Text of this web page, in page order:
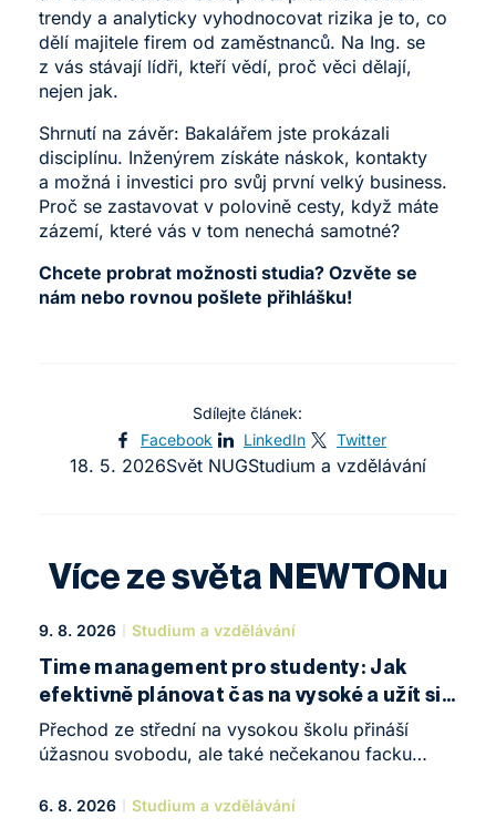
trendy a analyticky vyhodnocovat rizika je to, co
dělí majitele firem od zaměstnanců. Na Ing. se
z vás stávají lídři, kteří vědí, proč věci dělají,
nejen jak.
Shrnutí na závěr: Bakalářem jste prokázali
disciplínu. Inženýrem získáte náskok, kontakty
a možná i investici pro svůj první velký business.
Proč se zastavovat v polovině cesty, když máte
zázemí, které vás v tom nenechá samotné?
Chcete probrat možnosti studia? Ozvěte se
nám nebo rovnou pošlete přihlášku!
Sdílejte článek:
Facebook
LinkedIn Twitter
18. 5. 2026Svět NUGStudium a vzdělávání
Více ze světa NEWTONu
9. 8. 2026 Studium a vzdělávání
Time management pro studenty: Jak
efektivně plánovat čas na vysoké a užít si
studium bez stresu
Přechod ze střední na vysokou školu přináší
úžasnou svobodu, ale také nečekanou facku
nad vámi nestojí vyučující s dennodenními úkoly
6. 8. 2026 Studium a vzdělávání